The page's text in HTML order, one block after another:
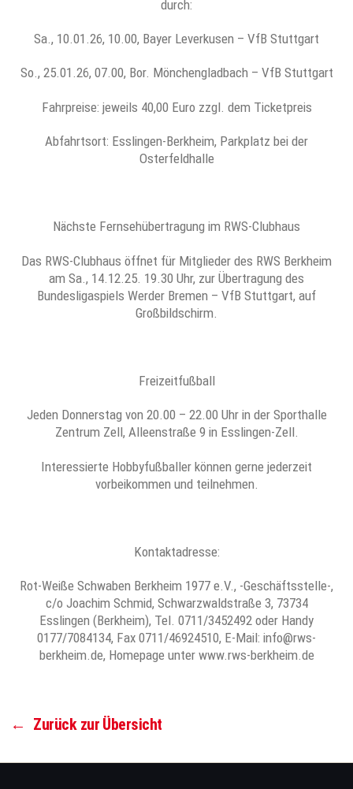
durch:
Sa., 10.01.26, 10.00, Bayer Leverkusen – VfB Stuttgart
So., 25.01.26, 07.00, Bor. Mönchengladbach – VfB Stuttgart
Fahrpreise: jeweils 40,00 Euro zzgl. dem Ticketpreis
Abfahrtsort: Esslingen-Berkheim, Parkplatz bei der
Osterfeldhalle
Nächste Fernsehübertragung im RWS-Clubhaus
Das RWS-Clubhaus öffnet für Mitglieder des RWS Berkheim
am Sa., 14.12.25. 19.30 Uhr, zur Übertragung des
Bundesligaspiels Werder Bremen – VfB Stuttgart, auf
Großbildschirm.
Freizeitfußball
Jeden Donnerstag von 20.00 – 22.00 Uhr in der Sporthalle
Zentrum Zell, Alleenstraße 9 in Esslingen-Zell.
Interessierte Hobbyfußballer können gerne jederzeit
vorbeikommen und teilnehmen.
Kontaktadresse:
Rot-Weiße Schwaben Berkheim 1977 e.V., -Geschäftsstelle-,
c/o Joachim Schmid, Schwarzwaldstraße 3, 73734
Esslingen (Berkheim), Tel. 0711/3452492 oder Handy
0177/7084134, Fax 0711/46924510, E-Mail: info@rws-
berkheim.de, Homepage unter www.rws-berkheim.de
← Zurück zur Übersicht